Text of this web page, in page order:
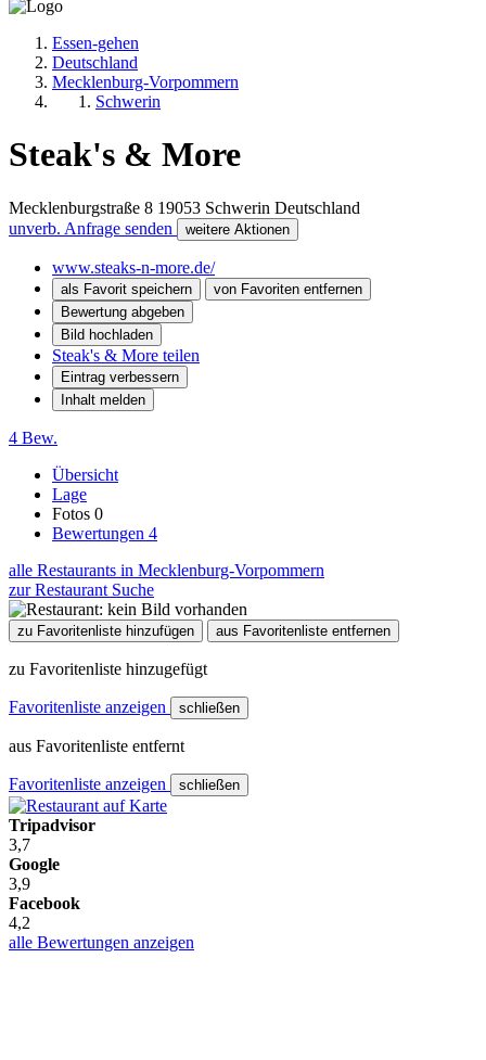
Essen-gehen
Deutschland
Mecklenburg-Vorpommern
Schwerin
Steak's & More
Mecklenburgstraße 8 19053 Schwerin Deutschland
unverb. Anfrage senden
weitere Aktionen
www.steaks-n-more.de/
als Favorit speichern
von Favoriten entfernen
Bewertung abgeben
Bild hochladen
Steak's & More teilen
Eintrag verbessern
Inhalt melden
4 Bew.
Übersicht
Lage
Fotos 0
Bewertungen 4
alle Restaurants in Mecklenburg-Vorpommern
zur Restaurant Suche
zu Favoritenliste hinzufügen aus Favoritenliste entfernen
zu Favoritenliste hinzugefügt
Favoritenliste anzeigen schließen
aus Favoritenliste entfernt
Favoritenliste anzeigen schließen
Tripadvisor
3,7
Google
3,9
Facebook
4,2
alle Bewertungen anzeigen